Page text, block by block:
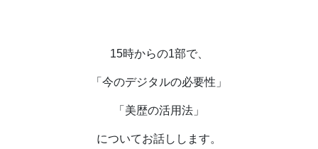
15時からの1部で、
「今のデジタルの必要性」
「美歴の活用法」
についてお話しします。